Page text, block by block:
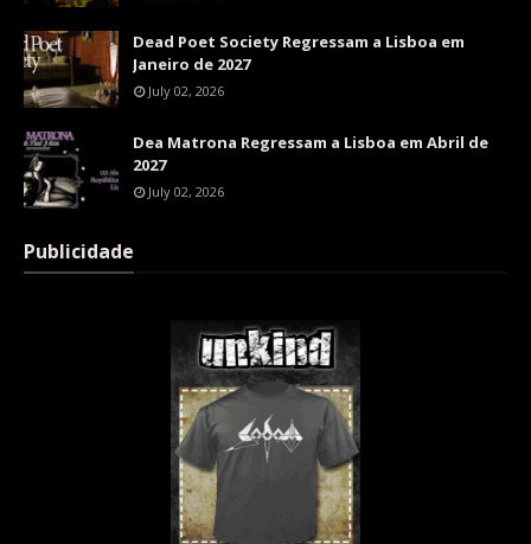
Dead Poet Society Regressam a Lisboa em
Janeiro de 2027
July 02, 2026
Dea Matrona Regressam a Lisboa em Abril de
2027
July 02, 2026
Publicidade